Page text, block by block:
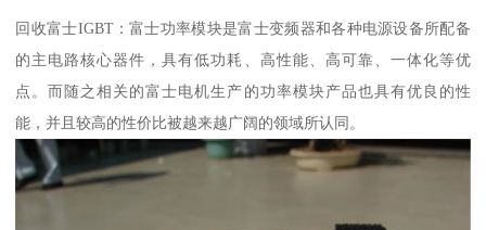
回收富士IGBT：富士功率模块是富士变频器和各种电源设备所配备
的主电路核心器件，具有低功耗、高性能、高可靠、一体化等优
点。而随之相关的富士电机生产的功率模块产品也具有优良的性
能，并且较高的性价比被越来越广阔的领域所认同。